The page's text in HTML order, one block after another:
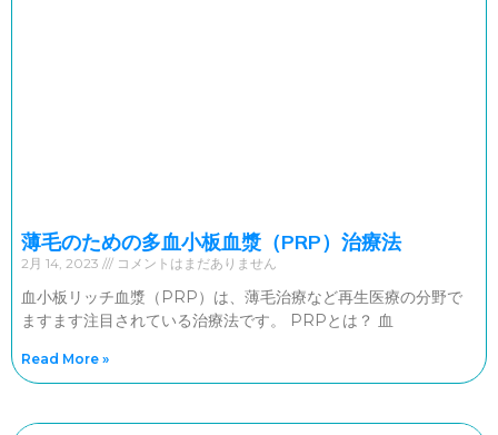
薄毛のための多血小板血漿（PRP）治療法
2月 14, 2023 コメントはまだありません
血小板リッチ血漿（PRP）は、薄毛治療など再生医療の分野で
ますます注目されている治療法です。 PRPとは？ 血
Read More »